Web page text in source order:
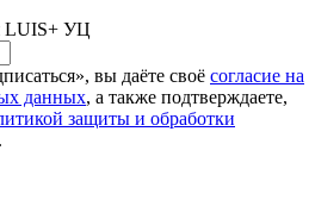
LUIS+ УЦ
вы даёте своё согласие на
данных, а также подтверждаете,
защиты и обработки
.